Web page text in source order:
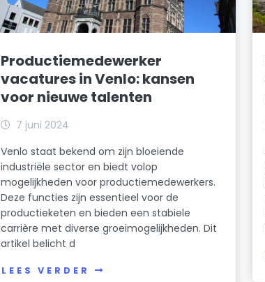
Productiemedewerker
vacatures in Venlo: kansen
voor nieuwe talenten
7 juni 2024
Venlo staat bekend om zijn bloeiende
industriële sector en biedt volop
mogelijkheden voor productiemedewerkers.
Deze functies zijn essentieel voor de
productieketen en bieden een stabiele
carrière met diverse groeimogelijkheden. Dit
artikel belicht d
LEES VERDER